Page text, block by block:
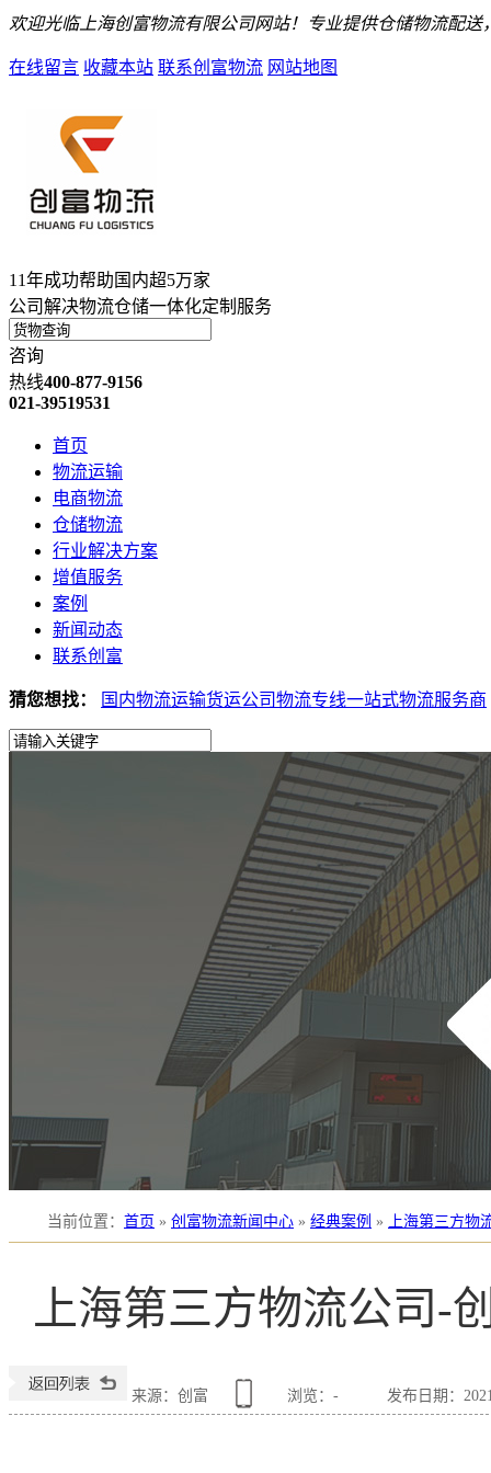
欢迎光临上海创富物流有限公司网站！专业提供仓储物流配
在线留言 收藏本站 联系创富物流 网站地图
11年成功帮助国内超5万家
公司解决物流仓储一体化定制服务
咨询
热线400-877-9156
021-39519531
首页
物流运输
电商物流
仓储物流
行业解决方案
增值服务
案例
新闻动态
联系创富
猜您想找： 国内物流运输货运公司物流专线一站式物流服务商
当前位置 ： 首页 » 创富物流新闻中心 » 经典案例 » 上海第三方物
上海第三方物流公司-
来源：创富 浏览： - 发布日期：